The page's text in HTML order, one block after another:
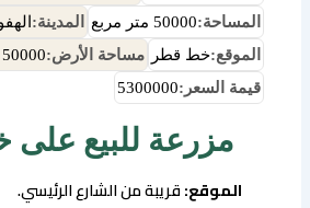
المساحة:50000 متر مربع المدينة:
الموقع:خط قطر مساحة الأرض:50000 متر مربع
قيمة السعر:5300000
مزرعة للبيع
الموقع:قريبة من الشارع الرئيسي.